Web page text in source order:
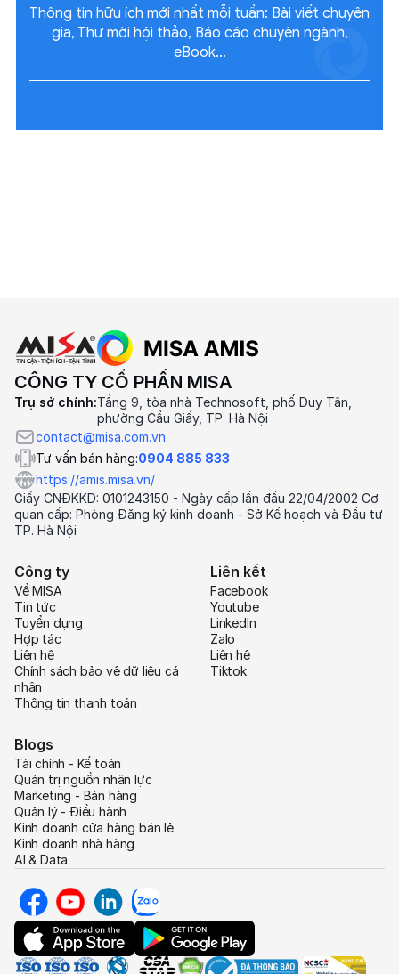
Thông tin hữu ích mới nhất mỗi tuần: Bài viết chuyên
gia, Thư mời hội thảo, Báo cáo chuyên ngành,
eBook...
CÔNG TY CỔ PHẦN MISA
Trụ sở chính:Tầng 9, tòa nhà Technosoft, phố Duy Tân,
phường Cầu Giấy, TP. Hà Nội
contact@misa.com.vn
Tư vấn bán hàng:0904 885 833
https://amis.misa.vn/
Giấy CNĐKKD: 0101243150 - Ngày cấp lần đầu 22/04/2002 Cơ
quan cấp: Phòng Đăng ký kinh doanh - Sở Kế hoạch và Đầu tư
TP. Hà Nội
Công ty
Về MISA
Tin tức
Tuyển dụng
Hợp tác
Liên hệ
Chính sách bảo vệ dữ liệu cá
nhân
Thông tin thanh toán
Liên kết
Facebook
Youtube
LinkedIn
Zalo
Liên hệ
Tiktok
Blogs
Tài chính - Kế toán
Quản trị nguồn nhân lực
Marketing - Bán hàng
Quản lý - Điều hành
Kinh doanh cửa hàng bán lẻ
Kinh doanh nhà hàng
AI & Data